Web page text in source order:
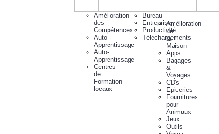
Amélioration
des
Compétences
Auto-
Apprentissage
Auto-
Apprentissage
Centres
de
Formation
locaux
Bureau
Entreprise
Productivité
Téléchargements
Amélioration
de
la
Maison
Apps
Bagages
&
Voyages
CD's
Epiceries
Fournitures
pour
Animaux
Jeux
Outils